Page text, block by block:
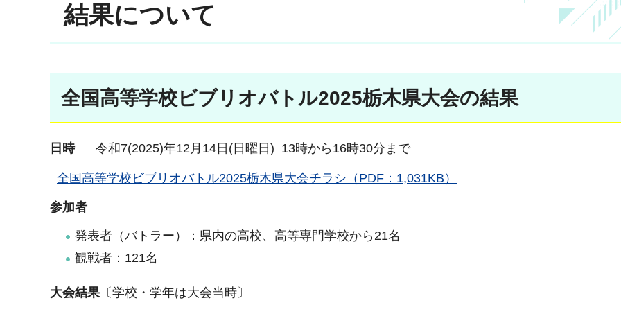
結果について
全国高等学校ビブリオバトル2025栃木県大会の結果
日時令和7(2025)年12月14日(日曜日) 13時から16時30分まで
全国高等学校ビブリオバトル2025栃木県大会チラシ（PDF：1,031KB）
参加者
発表者（バトラー）：県内の高校、高等専門学校から21名
観戦者：121名
大会結果〔学校・学年は大会当時〕